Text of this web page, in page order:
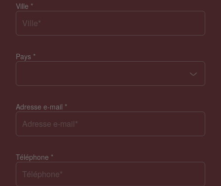
Ville *
Pays *
Adresse e-mail *
Téléphone *